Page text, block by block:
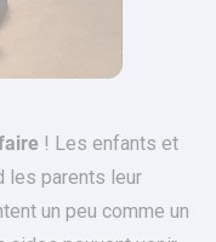
! Les enfants et
les parents leur
un peu comme un